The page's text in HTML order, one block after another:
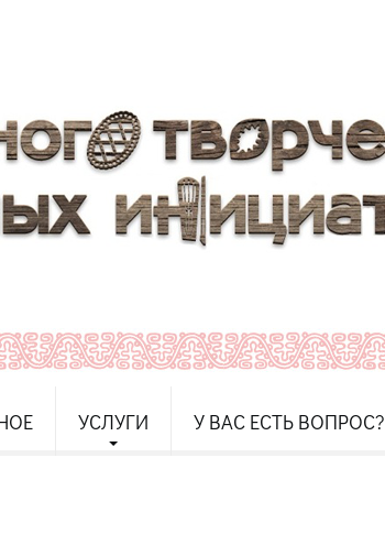
УСЛУГИ У ВАС ЕСТЬ ВОПРОС?